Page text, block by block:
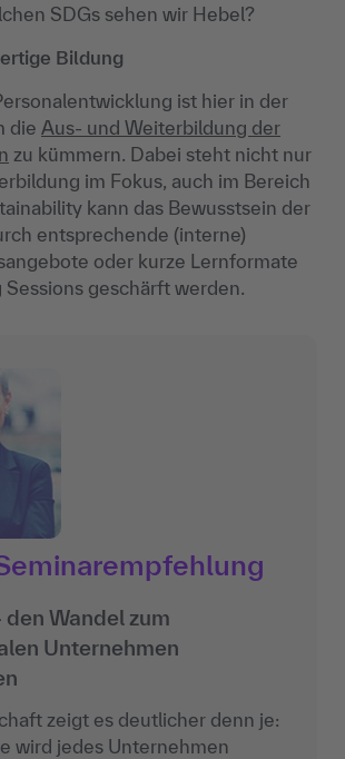
SDGs sehen wir Hebel?
Bildung
ist hier in der
die Aus- und Weiterbildung der
zu kümmern. Dabei steht nicht nur
im Fokus, auch im Bereich
kann das Bewusstsein der
entsprechende (interne)
oder kurze Lernformate
Sessions geschärft werden.
den Wandel zum
Unternehmen
zeigt es deutlicher denn je:
wird jedes Unternehmen